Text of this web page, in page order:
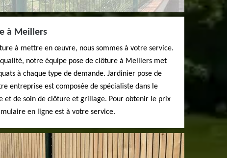
à Meillers
à mettre en œuvre, nous sommes à votre service.
notre équipe pose de clôture à Meillers met
à chaque type de demande. Jardinier pose de
entreprise est composée de spécialiste dans le
et de soin de clôture et grillage. Pour obtenir le prix
en ligne est à votre service.